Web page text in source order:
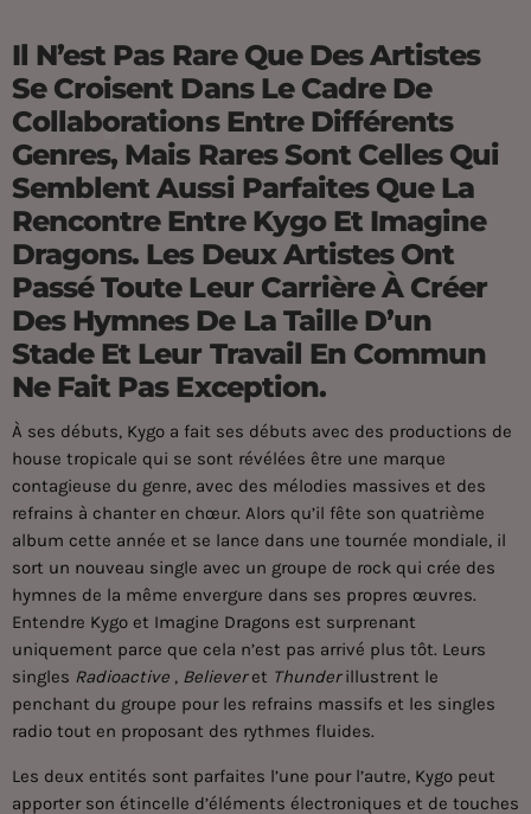
Il N’est Pas Rare Que Des Artistes
Se Croisent Dans Le Cadre De
Collaborations Entre Différents
Genres, Mais Rares Sont Celles Qui
Semblent Aussi Parfaites Que La
Rencontre Entre Kygo Et Imagine
Dragons. Les Deux Artistes Ont
Passé Toute Leur Carrière À Créer
Des Hymnes De La Taille D’un
Stade Et Leur Travail En Commun
Ne Fait Pas Exception.
À ses débuts, Kygo a fait ses débuts avec des productions de
house tropicale qui se sont révélées être une marque
contagieuse du genre, avec des mélodies massives et des
refrains à chanter en chœur. Alors qu’il fête son quatrième
album cette année et se lance dans une tournée mondiale, il
sort un nouveau single avec un groupe de rock qui crée des
hymnes de la même envergure dans ses propres œuvres.
Entendre Kygo et Imagine Dragons est surprenant
uniquement parce que cela n’est pas arrivé plus tôt. Leurs
singles Radioactive , Believeret Thunderillustrent le
penchant du groupe pour les refrains massifs et les singles
radio tout en proposant des rythmes fluides.
Les deux entités sont parfaites l’une pour l’autre, Kygo peut
apporter son étincelle d’éléments électroniques et de touches